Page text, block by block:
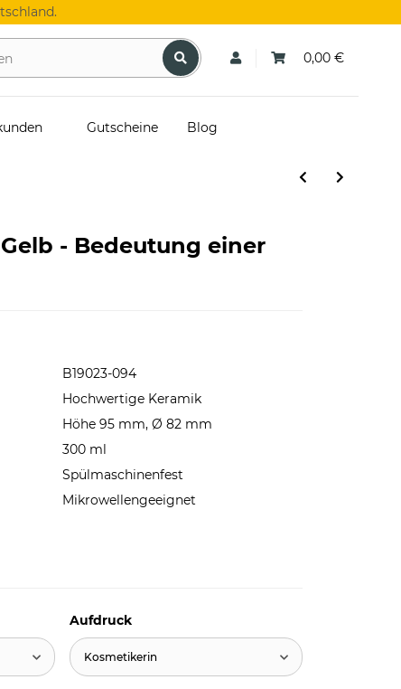
0,00 €
Gutscheine Blog
- Bedeutung einer
B19023-094
Hochwertige Keramik
Höhe 95 mm, Ø 82 mm
300 ml
Spülmaschinenfest
Mikrowellengeeignet
Aufdruck
Kosmetikerin